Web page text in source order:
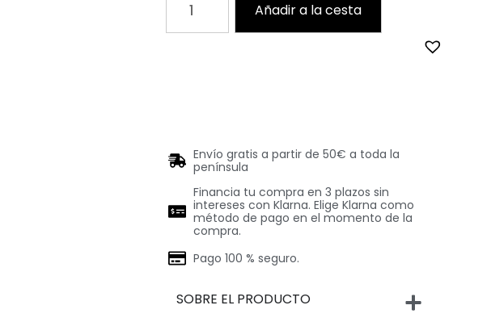
Añadir a la cesta
Envío gratis a partir de 50€ a toda la
península
Financia tu compra en 3 plazos sin
intereses con Klarna. Elige Klarna como
método de pago en el momento de la
compra.
Pago 100 % seguro.
SOBRE EL PRODUCTO